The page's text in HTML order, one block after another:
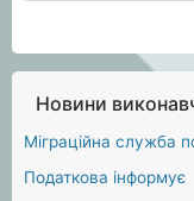
Новини
Міграційна служба
Податкова інформує